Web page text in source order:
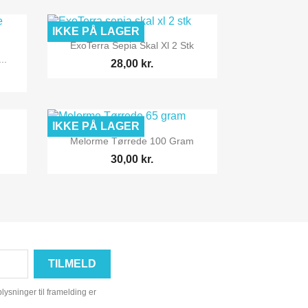
 Vis her
ExoTerra Sepia Skal Xl 2 Stk
28,00 kr.
IKKE PÅ LAGER
 Vis her
Melorme Tørrede 100 Gram
30,00 kr.
IKKE PÅ LAGER
til framelding er